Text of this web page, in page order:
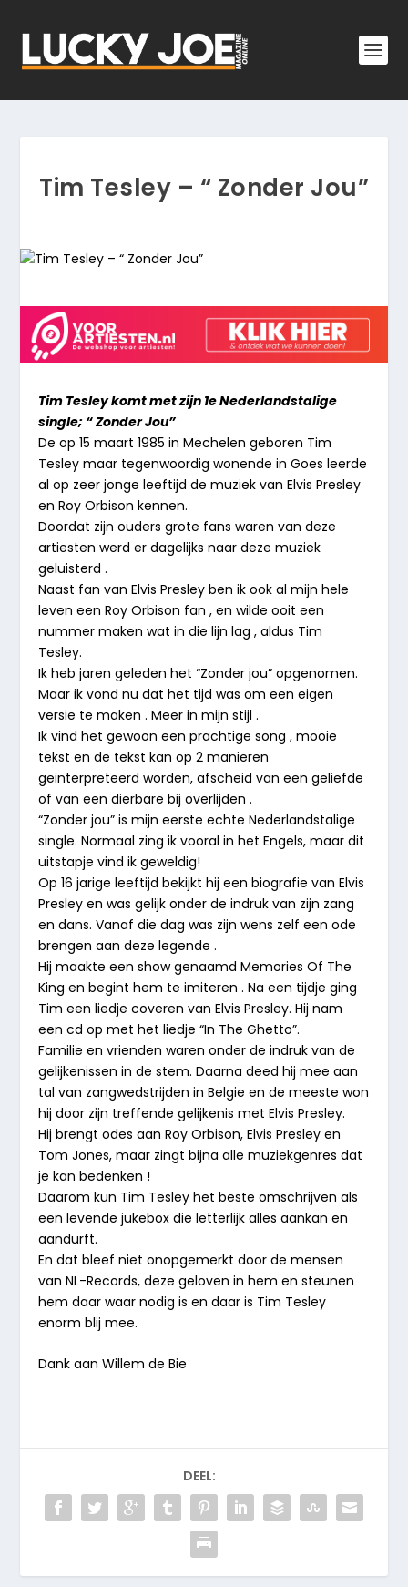
Tim Tesley – “ Zonder Jou”
Tim Tesley komt met zijn 1e Nederlandstalige
single; “ Zonder Jou”
De op 15 maart 1985 in Mechelen geboren Tim
Tesley maar tegenwoordig wonende in Goes leerde
al op zeer jonge leeftijd de muziek van Elvis Presley
en Roy Orbison kennen.
Doordat zijn ouders grote fans waren van deze
artiesten werd er dagelijks naar deze muziek
geluisterd .
Naast fan van Elvis Presley ben ik ook al mijn hele
leven een Roy Orbison fan , en wilde ooit een
nummer maken wat in die lijn lag , aldus Tim
Tesley.
Ik heb jaren geleden het “Zonder jou” opgenomen.
Maar ik vond nu dat het tijd was om een eigen
versie te maken . Meer in mijn stijl .
Ik vind het gewoon een prachtige song , mooie
tekst en de tekst kan op 2 manieren
geïnterpreteerd worden, afscheid van een geliefde
of van een dierbare bij overlijden .
“Zonder jou” is mijn eerste echte Nederlandstalige
single. Normaal zing ik vooral in het Engels, maar dit
uitstapje vind ik geweldig!
Op 16 jarige leeftijd bekijkt hij een biografie van Elvis
Presley en was gelijk onder de indruk van zijn zang
en dans. Vanaf die dag was zijn wens zelf een ode
brengen aan deze legende .
Hij maakte een show genaamd Memories Of The
King en begint hem te imiteren . Na een tijdje ging
Tim een liedje coveren van Elvis Presley. Hij nam
een cd op met het liedje “In The Ghetto”.
Familie en vrienden waren onder de indruk van de
gelijkenissen in de stem. Daarna deed hij mee aan
tal van zangwedstrijden in Belgie en de meeste won
hij door zijn treffende gelijkenis met Elvis Presley.
Hij brengt odes aan Roy Orbison, Elvis Presley en
Tom Jones, maar zingt bijna alle muziekgenres dat
je kan bedenken !
Daarom kun Tim Tesley het beste omschrijven als
een levende jukebox die letterlijk alles aankan en
aandurft.
En dat bleef niet onopgemerkt door de mensen
van NL-Records, deze geloven in hem en steunen
hem daar waar nodig is en daar is Tim Tesley
enorm blij mee.
Dank aan Willem de Bie
DEEL: